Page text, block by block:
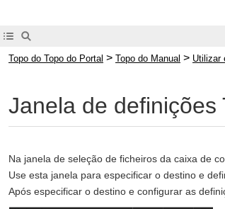
Topo do Topo do Portal > Topo do Manual > Utilizar
Janela de
Na janela de seleção de ficheiros da caixa de
Use esta janela para especificar o destino e
Após especificar o destino e configurar as